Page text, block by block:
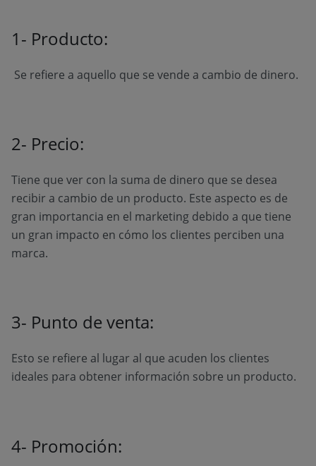
1- Producto:
Se refiere a aquello que se vende a cambio de dinero.
2- Precio:
Tiene que ver con la suma de dinero que se desea
recibir a cambio de un producto. Este aspecto es de
gran importancia en el marketing debido a que tiene
un gran impacto en cómo los clientes perciben una
marca.
3- Punto de venta:
Esto se refiere al lugar al que acuden los clientes
ideales para obtener información sobre un producto.
4- Promoción: